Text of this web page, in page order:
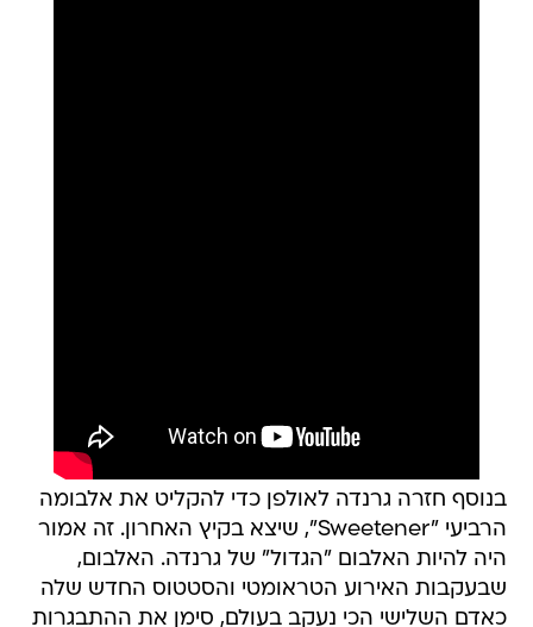
בנוסף חזרה גרנדה לאולפן כדי להקליט את אלבומה
הרביעי "Sweetener", שיצא בקיץ האחרון. זה אמור
היה להיות האלבום "הגדול" של גרנדה. האלבום,
שבעקבות האירוע הטראומטי והסטטוס החדש שלה
כאדם השלישי הכי נעקב בעולם, סימן את ההתבגרות